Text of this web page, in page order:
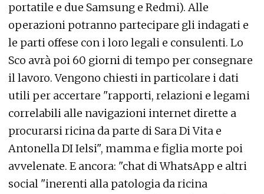
portatile e due Samsung e Redmi). Alle
operazioni potranno partecipare gli indagati e
le parti offese con i loro legali e consulenti. Lo
Sco avrà poi 60 giorni di tempo per consegnare
il lavoro. Vengono chiesti in particolare i dati
utili per accertare "rapporti, relazioni e legami
correlabili alle navigazioni internet dirette a
procurarsi ricina da parte di Sara Di Vita e
Antonella DI Ielsi", mamma e figlia morte poi
avvelenate. E ancora: "chat di WhatsApp e altri
social "inerenti alla patologia da ricina